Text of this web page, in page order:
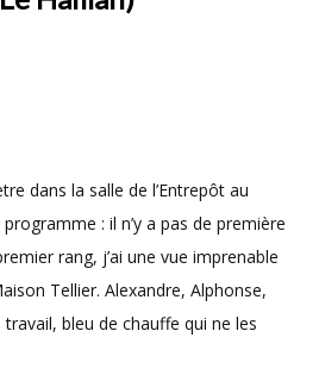
dans la salle de l’Entrepôt au
: il n’y a pas de première
rang, j’ai une vue imprenable
Tellier. Alexandre, Alphonse,
bleu de chauffe qui ne les